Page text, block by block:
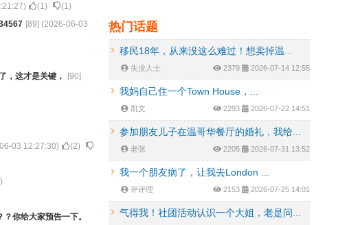
) (1) (1)
[89] (2026-06-03
，这才是关键， [90]
03 12:27:30) (2)
)
？你给大家预告一下。
热门话题
移民18年，从来没这么难过！想卖掉温...
失业人士 2379 2026-07-14 12:55
我妈自己住一个Town House，...
凯文 2293 2026-07-22 14:51
参加朋友儿子在温哥华餐厅的婚礼，我给...
老张 2205 2026-07-31 13:52
我一个朋友病了，让我去London ...
评评理 2153 2026-07-25 14:01
气得我！社团活动认识一个大姐，老是问...